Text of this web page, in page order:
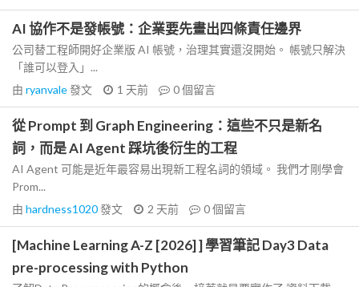
AI 協作不是發帳號：企業要先畫出四條責任邊界
公司替工程師開好企業版 AI 帳號，治理其實還沒開始。 帳號只解決
「誰可以登入」...
由 ryanvale發文 1 天前 0個留言
從 Prompt 到 Graph Engineering：這些不只是新名
詞，而是 AI Agent 踩坑後衍生的工程
AI Agent 可能是近年最容易出現新工程名詞的領域。 我們才剛學會
Prom...
由 hardness1020發文 2 天前 0個留言
[Machine Learning A-Z [2026] ] 學習筆記 Day3 Data
pre-processing with Python